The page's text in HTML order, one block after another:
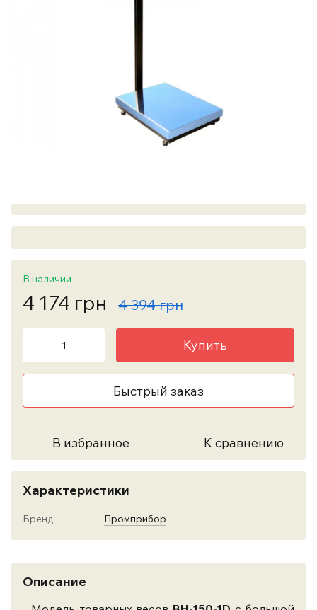
В наличии
4 174 грн 4 394 грн
Купить
Быстрый заказ
В избранное К сравнению
Характеристики
Бренд Промприбор
Описание